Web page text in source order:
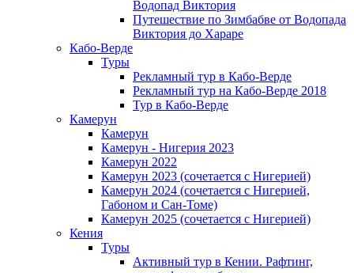
Водопад Виктория
Путешествие по Зимбабве от Водопада
Виктория до Хараре
Кабо-Верде
Туры
Рекламный тур в Кабо-Верде
Рекламный тур на Кабо-Верде 2018
Тур в Кабо-Верде
Камерун
Камерун
Камерун - Нигерия 2023
Камерун 2022
Камерун 2023 (сочетается с Нигерией)
Камерун 2024 (сочетается с Нигерией,
Габоном и Сан-Томе)
Камерун 2025 (сочетается с Нигерией)
Кения
Туры
Активный тур в Кении. Рафтинг,